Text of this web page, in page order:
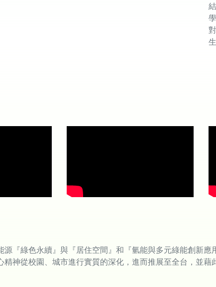
源『綠色永續』與『居住空間』和『氫能與多元綠能創新
精神從校園、城市進行實質的深化，進而推展至全台，並